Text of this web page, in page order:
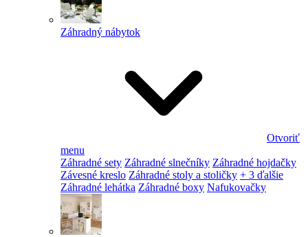
Záhradný nábytok
Otvoriť
menu
Záhradné sety Záhradné slnečníky Záhradné hojdačky
Závesné kreslo Záhradné stoly a stoličky + 3 ďalšie
Záhradné lehátka Záhradné boxy Nafukovačky